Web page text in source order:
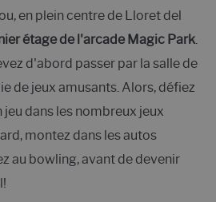
en plein centre de Lloret del
étage de l'arcade Magic Park
d'abord passer par la salle de
de jeux amusants. Alors, défiez
dans les nombreux jeux
montez dans les autos
au bowling, avant de devenir